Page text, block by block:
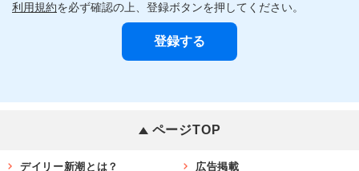
利用規約を必ず確認の上、登録ボタンを押してください。
ページTOP
デイリー新潮とは？ 広告掲載